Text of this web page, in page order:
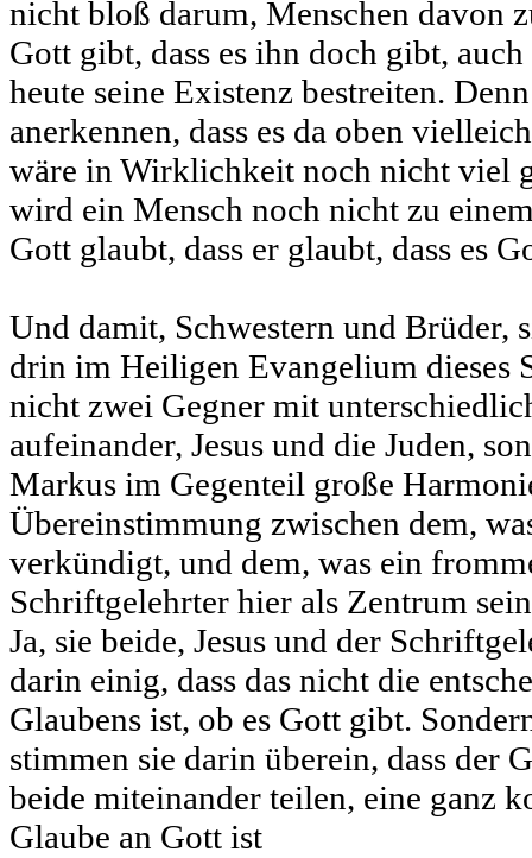
nicht bloß darum, Menschen davon
Gott gibt, dass es ihn doch gibt,
heute seine Existenz bestreiten.
anerkennen, dass es da oben
wäre in Wirklichkeit noch nicht viel
wird ein Mensch noch nicht zu
Gott glaubt, dass er glaubt, dass es
Und damit, Schwestern und Brüder,
drin im Heiligen Evangelium dieses
nicht zwei Gegner mit
aufeinander, Jesus und die Juden,
Markus im Gegenteil große
Übereinstimmung zwischen dem,
verkündigt, und dem, was ein
Schriftgelehrter hier als Zentrum
Ja, sie beide, Jesus und der
darin einig, dass das nicht die
Glaubens ist, ob es Gott gibt.
stimmen sie darin überein, dass der
beide miteinander teilen, eine ganz
Glaube an Gott ist